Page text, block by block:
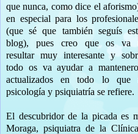
que nunca, como dice el
en especial para los
(que sé que también seguís
blog), pues creo que os va
resultar muy interesante y
todo os va ayudar a
actualizados en todo lo que
psicología y psiquiatría se refiere.
El descubridor de la picada es
Moraga, psiquiatra de la